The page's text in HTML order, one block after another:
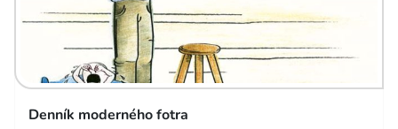
Denník moderného fotra